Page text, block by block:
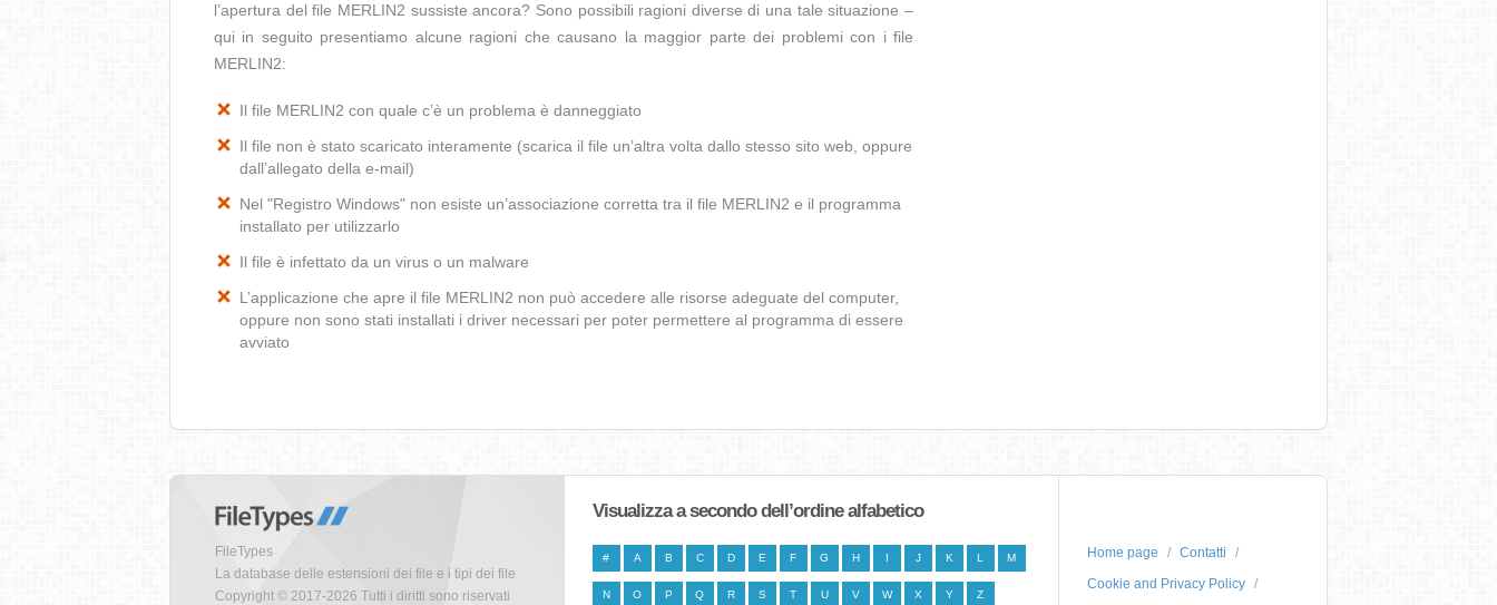
l’apertura del file MERLIN2 sussiste ancora? Sono possibili ragioni diverse di una tale situazione –
qui in seguito presentiamo alcune ragioni che causano la maggior parte dei problemi con i file
MERLIN2:
Il file MERLIN2 con quale c’è un problema è danneggiato
Il file non è stato scaricato interamente (scarica il file un’altra volta dallo stesso sito web, oppure
dall’allegato della e-mail)
Nel "Registro Windows" non esiste un’associazione corretta tra il file MERLIN2 e il programma
installato per utilizzarlo
Il file è infettato da un virus o un malware
L’applicazione che apre il file MERLIN2 non può accedere alle risorse adeguate del computer,
oppure non sono stati installati i driver necessari per poter permettere al programma di essere
avviato
FileTypes
La database delle estensioni dei file e i tipi dei file
Copyright © 2017-2026 Tutti i diritti sono riservati
Visualizza a secondo dell’ordine alfabetico
# A B C D E F G H I J K L M
N O P Q R S T U V W X Y Z
Home page
Contatti
Cookie and Privacy Policy